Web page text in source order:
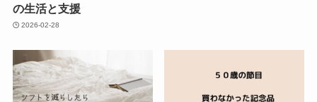
の生活と支援
2026-02-28